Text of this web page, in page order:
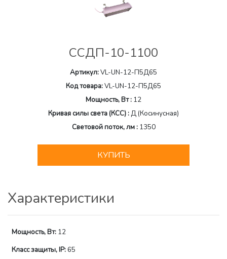
ССДП-10-1100
Артикул:VL-UN-12-П5Д65
Код товара:VL-UN-12-П5Д65
Мощность, Вт : 12
Кривая силы света (КСС) :Д (Косинусная)
Световой поток, лм :1350
КУПИТЬ
Характеристики
Мощность, Вт: 12
Класс защиты, IP:65